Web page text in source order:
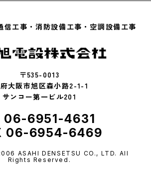
信工事・消防設備工事・空調設備工事
〒535-0013
大阪市旭区森小路2-1-1
サンコー第一ビル201
06-6951-4631
06-6954-6469
ASAHI DENSETSU CO., LTD. All
Rights Reserved.